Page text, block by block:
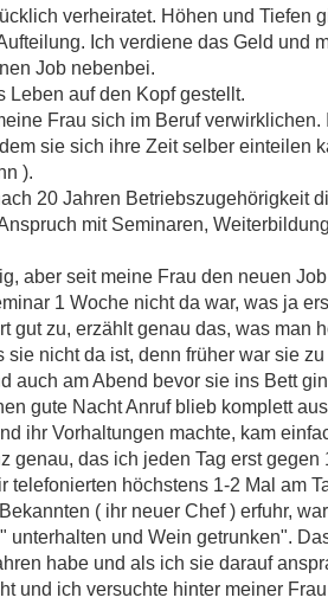
verheiratet. Höhen und Tiefen
Ich verdiene das Geld und
Job nebenbei.
Leben auf den Kopf gestellt.
Frau sich im Beruf
sie sich ihre Zeit selber einteilen
).
20 Jahren Betriebszugehörigkeit
mit Seminaren,
aber seit meine Frau den neuen
1 Woche nicht da war, was ja
gut zu, erzählt genau das, was man
nicht da ist, denn früher war sie
auch am Abend bevor sie ins Bett
gute Nacht Anruf blieb komplett
ihr Vorhaltungen machte, kam
das ich jeden Tag erst
telefonierten höchstens 1-2 Mal am
( ihr neuer Chef ) erfuhr,
unterhalten und Wein getrunken".
habe und als ich sie darauf
und ich versuchte hinter meiner